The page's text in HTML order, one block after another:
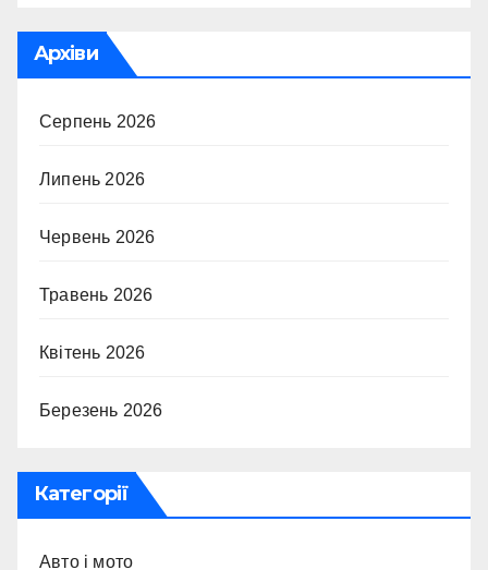
Архіви
Серпень 2026
Липень 2026
Червень 2026
Травень 2026
Квітень 2026
Березень 2026
Категорії
Авто і мото